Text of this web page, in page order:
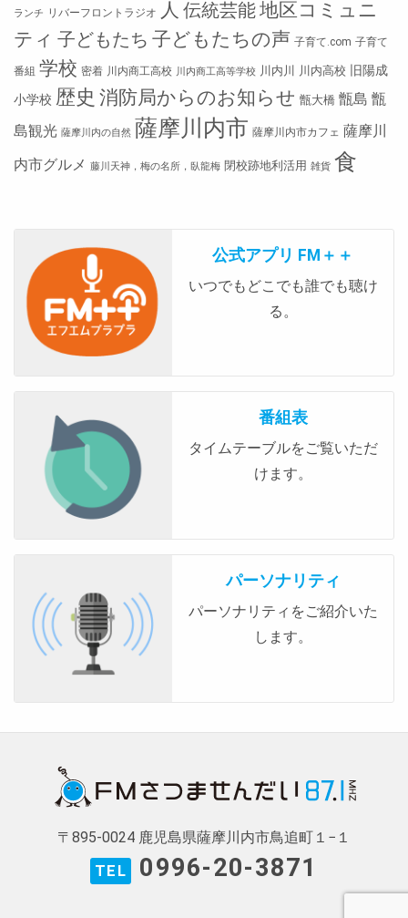
ランチ リバーフロントラジオ 人 伝統芸能地区コミュニ
ティ 子どもたち 子どもたちの声 子育て.com 子育て
番組 学校 密着 川内商工高校 川内商工高等学校 川内川 川内高校 旧陽成
小学校 歴史 消防局からのお知らせ 甑大橋 甑島 甑
島観光 薩摩川内の自然 薩摩川内市 薩摩川内市カフェ 薩摩川
内市グルメ 藤川天神，梅の名所，臥龍梅 閉校跡地利活用 雑貨 食
公式アプリ FM＋＋
いつでもどこでも誰でも聴け
る。
番組表
タイムテーブルをご覧いただ
けます。
パーソナリティ
パーソナリティをご紹介いた
します。
〒895-0024 鹿児島県薩摩川内市鳥追町１−１
TEL
0996-20-3871